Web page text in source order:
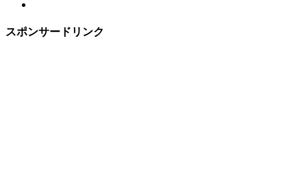
スポンサードリンク